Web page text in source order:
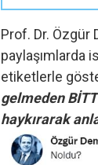
Rasim Ozan
Prof. Dr. Özgür
paylaşımlarda
etiketlerle
gelmeden
haykırarak